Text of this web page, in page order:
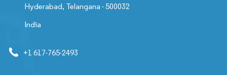
Hyderabad, Telangana - 500032
India
+1 617-765-2493